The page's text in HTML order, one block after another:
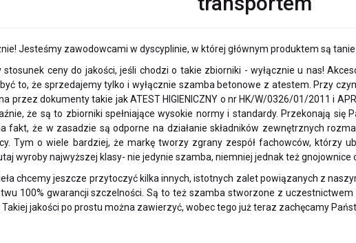
Jesteśmy zawodowcami w dyscyplinie, w której głównym produktem są
stosunek ceny do jakości, jeśli chodzi o takie zbiorniki - wyłącznie u nas!
to, że sprzedajemy tylko i wyłącznie szamba betonowe z atestem. Przy
przez dokumenty takie jak ATEST HIGIENICZNY o nr HK/W/0326/01/2011 i
że są to zbiorniki spełniające wysokie normy i standardy. Przekonają się
fakt, że w zasadzie są odporne na działanie składników zewnętrznych
Tym o wiele bardziej, że markę tworzy zgrany zespół fachowców, którzy
wyroby najwyższej klasy- nie jedynie szamba, niemniej jednak też gnojownice
chcemy jeszcze przytoczyć kilka innych, istotnych zalet powiązanych z
100% gwarancji szczelności. Są to też szamba stworzone z
Takiej jakości po prostu można zawierzyć, wobec tego już teraz zachęcamy